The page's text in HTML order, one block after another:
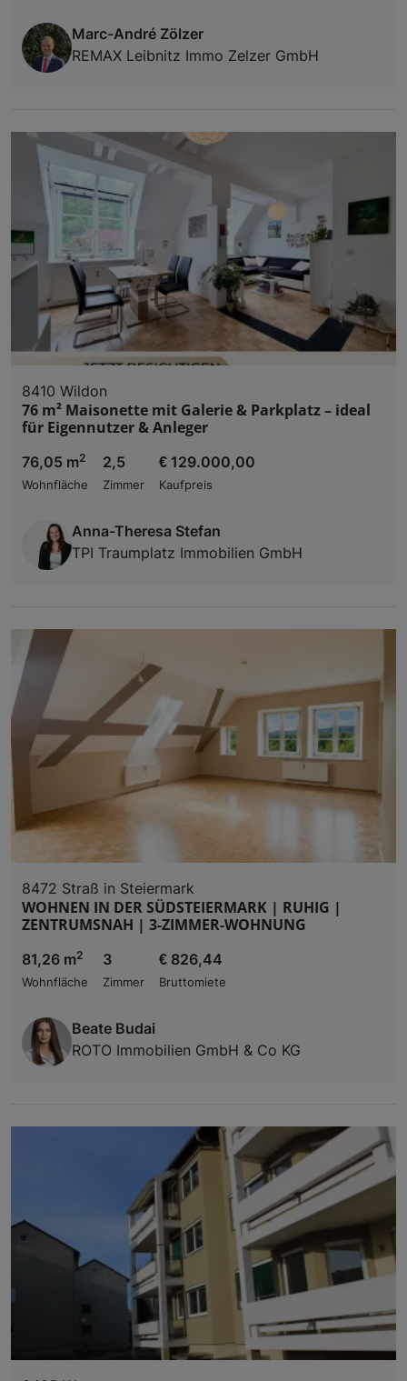
Marc-André Zölzer
REMAX Leibnitz Immo Zelzer GmbH
8410 Wildon
76 m² Maisonette mit Galerie & Parkplatz – ideal
für Eigennutzer & Anleger
76,05 m2
Wohnfläche
2,5
Zimmer
€ 129.000,00
Kaufpreis
Anna-Theresa Stefan
TPI Traumplatz Immobilien GmbH
8472 Straß in Steiermark
WOHNEN IN DER SÜDSTEIERMARK | RUHIG |
ZENTRUMSNAH | 3-ZIMMER-WOHNUNG
81,26 m2
Wohnfläche
3
Zimmer
€ 826,44
Bruttomiete
Beate Budai
ROTO Immobilien GmbH & Co KG